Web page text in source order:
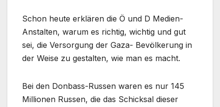
Schon heute erklären die Ö und D Medien-
Anstalten, warum es richtig, wichtig und gut
sei, die Versorgung der Gaza- Bevölkerung in
der Weise zu gestalten, wie man es macht.
Bei den Donbass-Russen waren es nur 145
Millionen Russen, die das Schicksal dieser